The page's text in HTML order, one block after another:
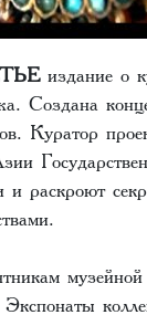
издание о
Создана
Куратор
раскроют